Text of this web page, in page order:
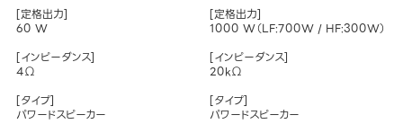
[定格出力]
60 W
[インピーダンス]
4Ω
[タイプ]
パワードスピーカー
[定格出力]
1000 W（LF:700W / HF:300W）
[インピーダンス]
20kΩ
[タイプ]
パワードスピーカー